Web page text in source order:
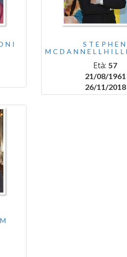
STEPHEN
Età:57
21/08/1961
26/11/2018